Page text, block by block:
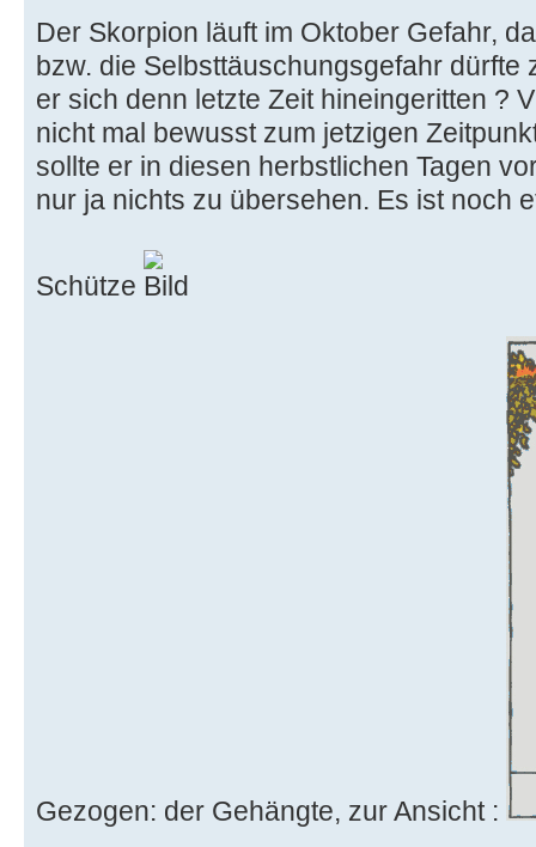
Der Skorpion läuft im Oktober Gefahr,
bzw. die Selbsttäuschungsgefahr dürfte
er sich denn letzte Zeit hineingeritten ?
nicht mal bewusst zum jetzigen
sollte er in diesen herbstlichen Tagen
nur ja nichts zu übersehen. Es ist noch
Schütze
Gezogen: der Gehängte, zur Ansicht :